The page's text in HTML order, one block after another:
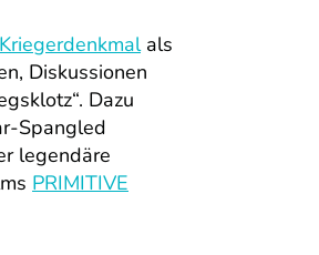
als
Diskussionen
Dazu
Spangled
legendäre
PRIMITIVE